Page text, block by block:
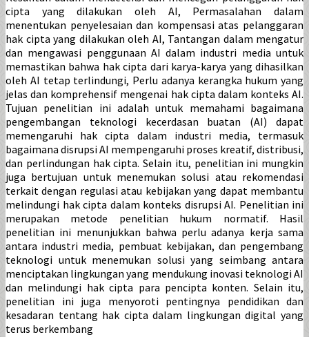
cipta yang dilakukan oleh AI, Permasalahan dalam
menentukan penyelesaian dan kompensasi atas pelanggaran
hak cipta yang dilakukan oleh AI, Tantangan dalam mengatur
dan mengawasi penggunaan AI dalam industri media untuk
memastikan bahwa hak cipta dari karya-karya yang dihasilkan
oleh AI tetap terlindungi, Perlu adanya kerangka hukum yang
jelas dan komprehensif mengenai hak cipta dalam konteks AI.
Tujuan penelitian ini adalah untuk memahami bagaimana
pengembangan teknologi kecerdasan buatan (AI) dapat
memengaruhi hak cipta dalam industri media, termasuk
bagaimana disrupsi AI mempengaruhi proses kreatif, distribusi,
dan perlindungan hak cipta. Selain itu, penelitian ini mungkin
juga bertujuan untuk menemukan solusi atau rekomendasi
terkait dengan regulasi atau kebijakan yang dapat membantu
melindungi hak cipta dalam konteks disrupsi AI. Penelitian ini
merupakan metode penelitian hukum normatif. Hasil
penelitian ini menunjukkan bahwa perlu adanya kerja sama
antara industri media, pembuat kebijakan, dan pengembang
teknologi untuk menemukan solusi yang seimbang antara
menciptakan lingkungan yang mendukung inovasi teknologi AI
dan melindungi hak cipta para pencipta konten. Selain itu,
penelitian ini juga menyoroti pentingnya pendidikan dan
kesadaran tentang hak cipta dalam lingkungan digital yang
terus berkembang